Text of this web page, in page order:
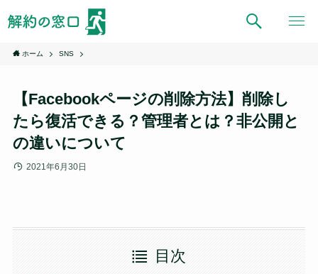
ホーム SNS
【Facebookページの削除方法】削除し
たら復活できる？管理者とは？非公開と
の違いについて
2021年6月30日
目次